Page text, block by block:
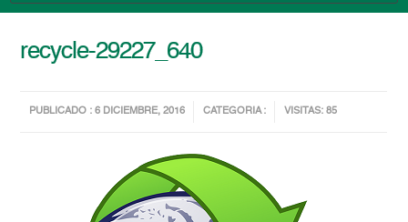
recycle-29227_640
PUBLICADO : 6 DICIEMBRE, 2016 CATEGORIA : VISITAS: 85